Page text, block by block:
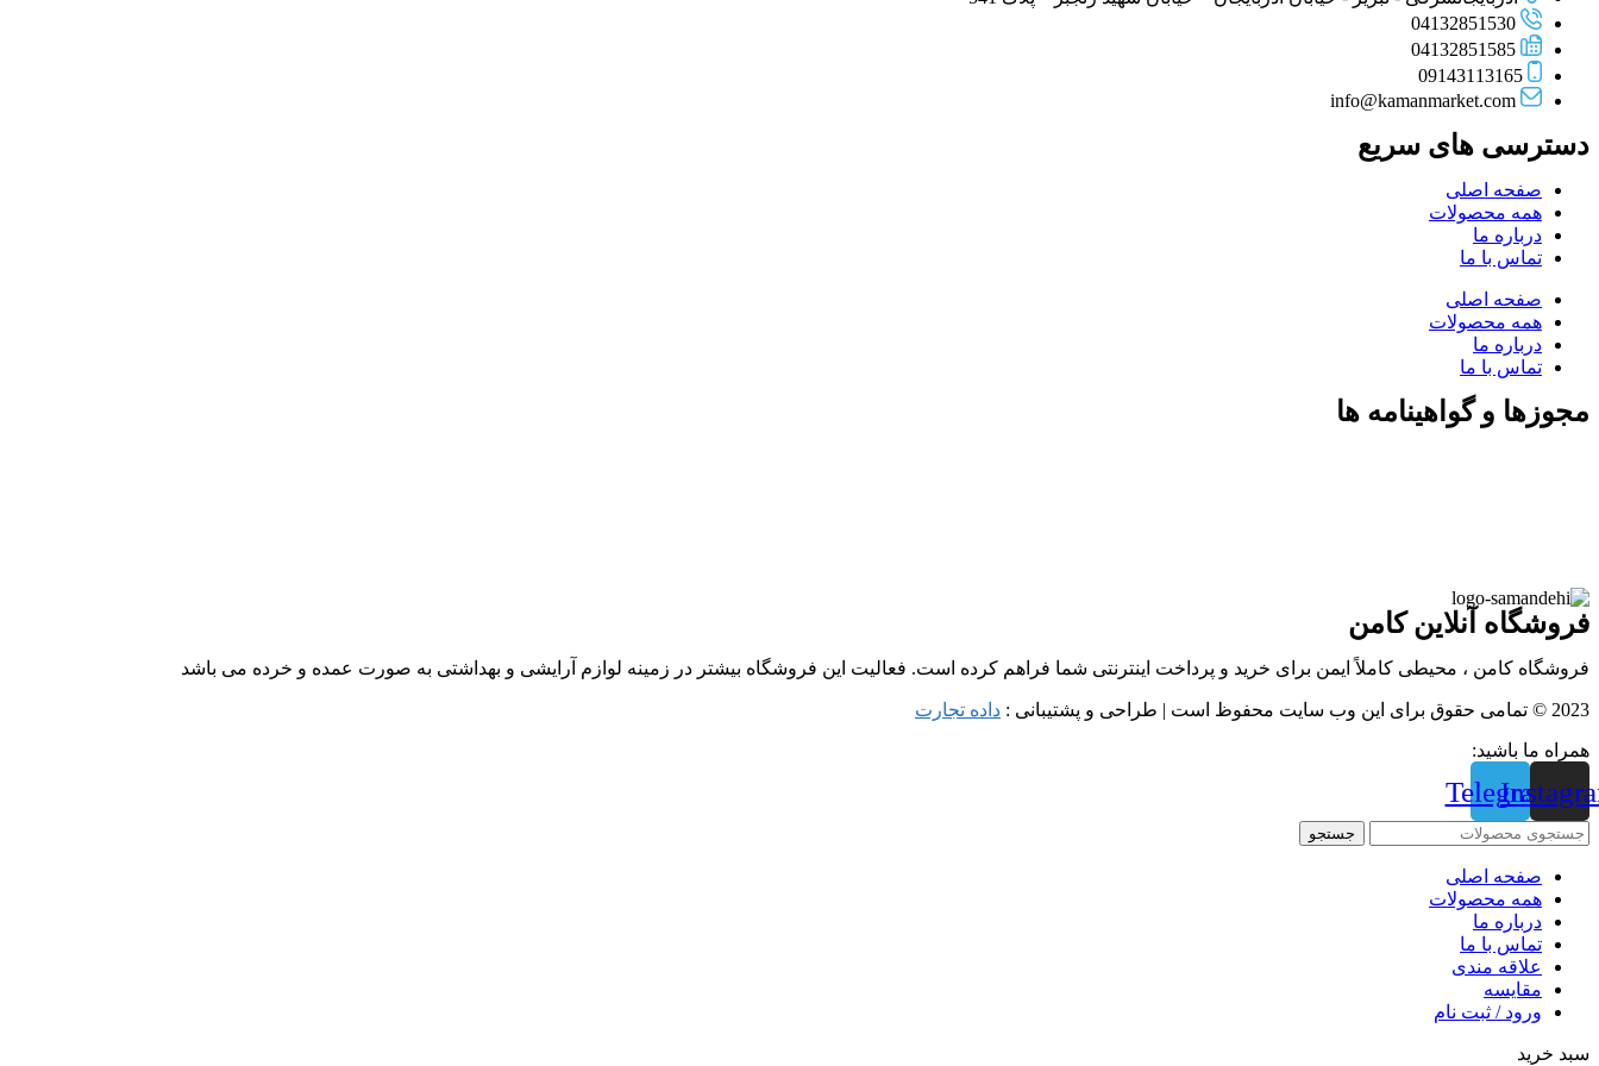
04132851530
04132851585
09143113165
info@kamanmarket.com
دسترسی های سریع
صفحه اصلی
همه محصولات
درباره ما
تماس با ما
صفحه اصلی
همه محصولات
درباره ما
تماس با ما
مجوزها و گواهینامه ها
فروشگاه آنلاین کامن
فروشگاه کامن ، محیطی کاملاً ایمن برای خرید و پرداخت اینترنتی شما فراهم کرده است. فعالیت این فروشگاه بیشتر در زمینه لوازم آرایشی و بهداشتی به صورت عمده و خرده می باشد
2023 © تمامی حقوق برای این وب سایت محفوظ است | طراحی و پشتیبانی :
داده تجارت
همراه ما باشید:
Telegram
جستجو
صفحه اصلی
همه محصولات
درباره ما
تماس با ما
علاقه مندی
مقايسه
ورود / ثبت نام
سبد خرید